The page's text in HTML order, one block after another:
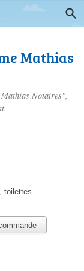
Mathias
Mathias Notaires",
toilettes